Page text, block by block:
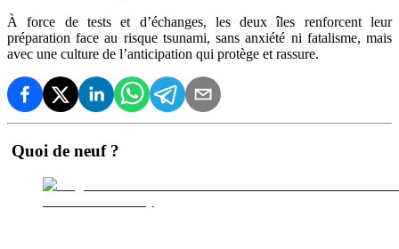
À force de tests et d’échanges, les deux îles renforcent leur
préparation face au risque tsunami, sans anxiété ni fatalisme, mais
avec une culture de l’anticipation qui protège et rassure.
Quoi de neuf ?